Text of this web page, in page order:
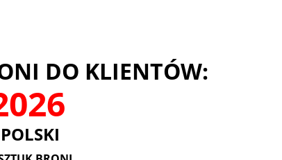
DO KLIENTÓW: